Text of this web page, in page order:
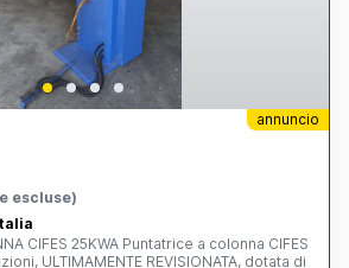
annuncio
escluse)
CIFES 25KWA Puntatrice a colonna CIFES
ULTIMAMENTE REVISIONATA, dotata di